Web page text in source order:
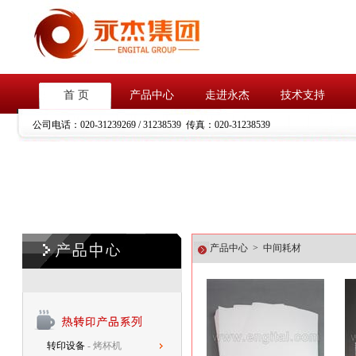
首 页 产品中心 走进永杰 技术支持
公司电话： 020-31239269 / 31238539 传真： 020-31238539
转印设备 - 烤杯机
产品中心 > 中间耗材